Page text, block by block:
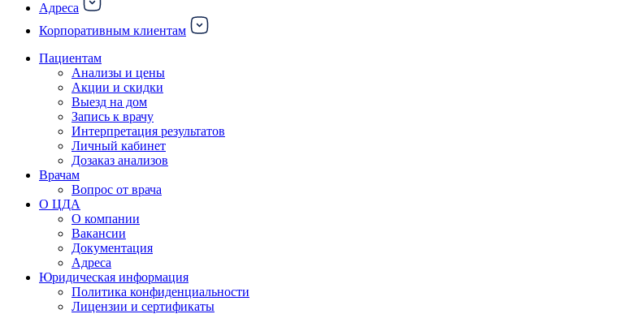
Адреса
Корпоративным клиентам
Пациентам
Анализы и цены
Акции и скидки
Выезд на дом
Запись к врачу
Интерпретация результатов
Личный кабинет
Дозаказ анализов
Врачам
Вопрос от врача
О ЦДА
О компании
Вакансии
Документация
Адреса
Юридическая информация
Политика конфиденциальности
Лицензии и сертификаты